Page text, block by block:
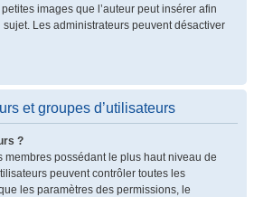
images que l’auteur peut insérer afin
sujet. Les administrateurs peuvent désactiver
et groupes d’utilisateurs
?
membres possédant le plus haut niveau de
peuvent contrôler toutes les
les paramètres des permissions, le